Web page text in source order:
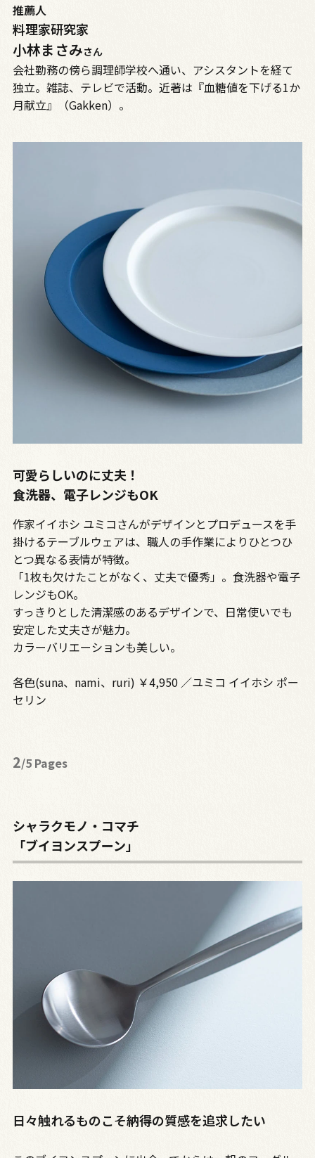
推薦人
料理家研究家
小林まさみさん
会社勤務の傍ら調理師学校へ通い、アシスタントを経て
独立。雑誌、テレビで活動。近著は『血糖値を下げる1か
月献立』（Gakken）。
可愛らしいのに丈夫！
食洗器、電子レンジもOK
作家イイホシ ユミコさんがデザインとプロデュースを手
掛けるテーブルウェアは、職人の手作業によりひとつひ
とつ異なる表情が特徴。
「1枚も欠けたことがなく、丈夫で優秀」。食洗器や電子
レンジもOK。
すっきりとした清潔感のあるデザインで、日常使いでも
安定した丈夫さが魅力。
カラーバリエーションも美しい。
各色(suna、nami、ruri) ￥4,950 ／ユミコ イイホシ ポー
セリン
2/5 Pages
シャラクモノ・コマチ
「ブイヨンスプーン」
日々触れるものこそ納得の質感を追求したい